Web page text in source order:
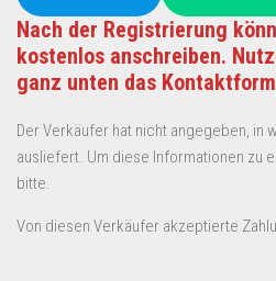
Nach der Registrierung
kostenlos anschreiben.
ganz unten das
Der Verkäufer hat nicht angegeben, in
ausliefert. Um diese Informationen zu
bitte.
Von diesen Verkäufer akzeptierte